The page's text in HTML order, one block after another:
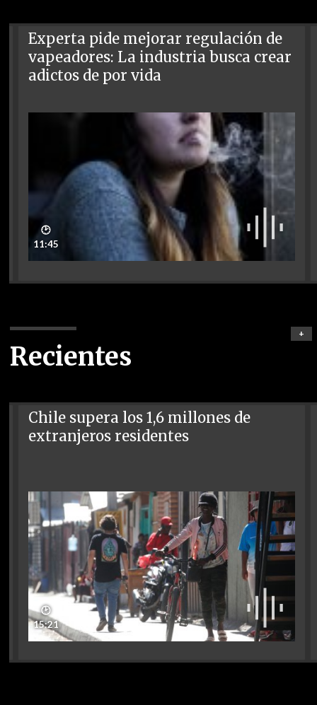
Experta pide mejorar regulación de
vapeadores: La industria busca crear
adictos de por vida
🕑
11:45
Recientes
+
Chile supera los 1,6 millones de
extranjeros residentes
🕑
15:21